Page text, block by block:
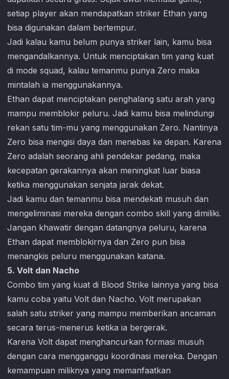
setiap player akan mendapatkan striker Ethan yang
bisa digunakan dalam bertempur.
Jadi kalau kamu belum punya striker lain, kamu bisa
mengandalkannya. Untuk menciptakan tim yang kuat
di mode squad, kalau temanmu punya Zero maka
mintalah ia menggunakannya.
Ethan dapat menciptakan penghalang satu arah yang
mampu memblokir peluru. Jadi kamu bisa melindungi
rekan satu tim-mu yang menggunakan Zero. Nantinya
Zero bisa mengisi daya dan menebas ke depan. Karena
Zero adalah seorang ahli pendekar pedang, maka
kecepatan gerakannya akan meningkat luar biasa
ketika menggunakan senjata jarak dekat.
Jadi kamu dan temanmu bisa mendekati musuh dan
mengeliminasi mereka dengan combo skill yang dimiliki.
Jangan khawatir dengan datangnya peluru, karena
Ethan dapat memblokirnya dan Zero pun bisa
menangkis peluru menggunakan katana.
5. Volt dan Nacho
Combo tim yang kuat di Blood Strike lainnya yang bisa
kamu coba yaitu Volt dan Nacho. Volt merupakan
salah satu striker yang mampu memberikan ancaman
secara terus-menerus ketika ia bergerak.
Karena Volt dapat menghancurkan formasi musuh
dengan cara mengganggu koordinasi mereka. Dengan
kemampuan miliknya yang memanfaatkan